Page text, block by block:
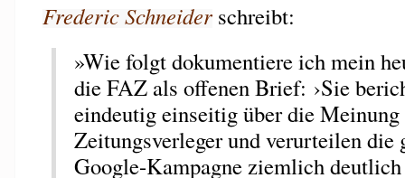
Frederic Schneiderschreibt:
»Wie folgt dokumentiere ich mein
die FAZ als offenen Brief: ›Sie
eindeutig einseitig über die Meinung
Zeitungsverleger und verurteilen die
Google-Kampagne ziemlich